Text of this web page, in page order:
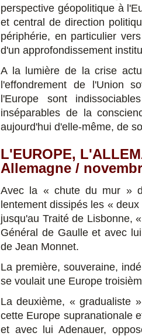
perspective géopolitique à
et central de direction
périphérie, en particulier
d'un approfondissement
A la lumière de la crise
l'effondrement de l'Union
l'Europe sont
inséparables de la
aujourd'hui d'elle-même, de
L'EUROPE,
Allemagne /
Avec la « chute du mur »
lentement dissipés les «
jusqu'au Traité de Lisbonne,
Général de Gaulle et avec
de Jean Monnet.
La première, souveraine,
se voulait une Europe
La deuxième, « gradualiste
cette Europe supranationale
et avec lui Adenauer,